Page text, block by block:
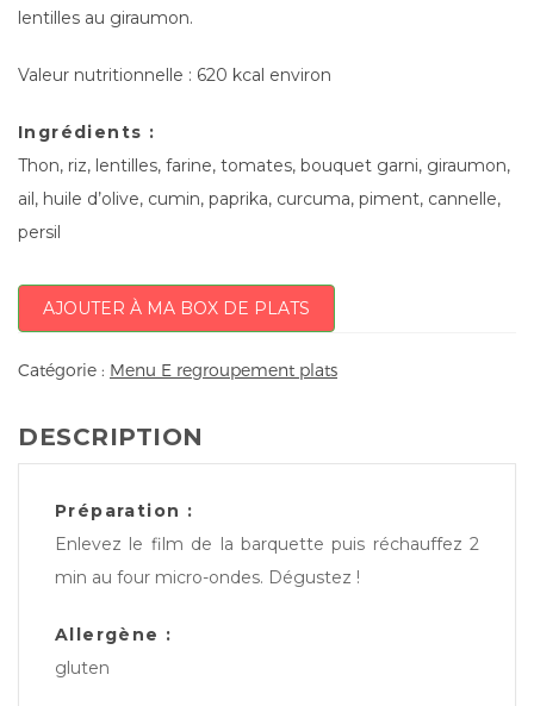
lentilles au giraumon.
Valeur nutritionnelle : 620 kcal environ
Ingrédients :
Thon, riz, lentilles, farine, tomates, bouquet garni, giraumon,
ail, huile d’olive, cumin, paprika, curcuma, piment, cannelle,
persil
AJOUTER À MA BOX DE PLATS
Catégorie : Menu E regroupement plats
DESCRIPTION
Préparation :
Enlevez le film de la barquette puis réchauffez 2
min au four micro-ondes. Dégustez !
Allergène :
gluten